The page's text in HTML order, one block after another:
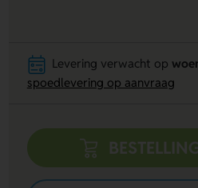
Levering verwacht op
spoedlevering op aanvraag